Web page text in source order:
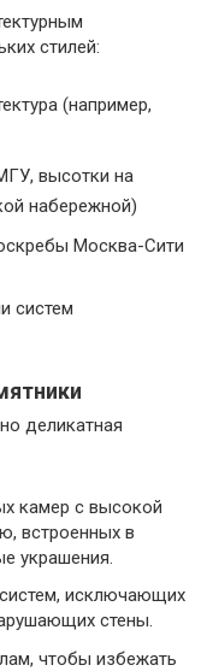
стилей:
(например,
высотки на
набережной)
Москва-Сити
систем
деликатная
камер с высокой
встроенных в
украшения.
исключающих
стены.
чтобы избежать